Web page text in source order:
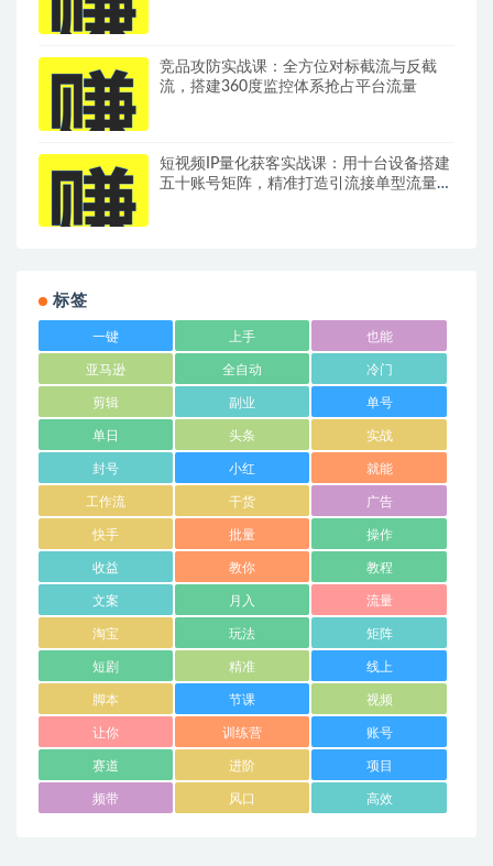
竞品攻防实战课：全方位对标截流与反截
流，搭建360度监控体系抢占平台流量
短视频IP量化获客实战课：用十台设备搭建
五十账号矩阵，精准打造引流接单型流量账
标签
一键 上手 也能
亚马逊 全自动 冷门
剪辑 副业 单号
单日 头条 实战
封号 小红 就能
工作流 干货 广告
快手 批量 操作
收益 教你 教程
文案 月入 流量
淘宝 玩法 矩阵
短剧 精准 线上
脚本 节课 视频
让你 训练营 账号
赛道 进阶 项目
频带 风口 高效